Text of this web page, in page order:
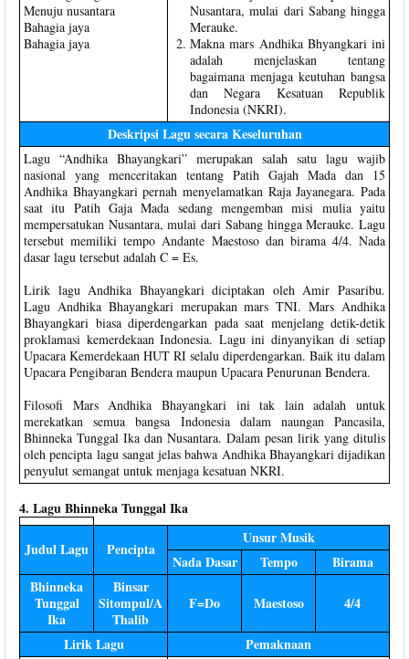
Menuju nusantara
Bahagia jaya
Bahagia jaya
Nusantara, mulai dari Sabang hingga
Merauke.
Makna mars Andhika Bhyangkari ini
adalah menjelaskan tentang
bagaimana menjaga keutuhan bangsa
dan Negara Kesatuan Republik
Indonesia (NKRI).
Deskripsi Lagu secara Keseluruhan
Lagu “Andhika Bhayangkari” merupakan salah satu lagu wajib
nasional yang menceritakan tentang Patih Gajah Mada dan 15
Andhika Bhayangkari pernah menyelamatkan Raja Jayanegara. Pada
saat itu Patih Gaja Mada sedang mengemban misi mulia yaitu
mempersatukan Nusantara, mulai dari Sabang hingga Merauke. Lagu
tersebut memiliki tempo Andante Maestoso dan birama 4/4. Nada
dasar lagu tersebut adalah C = Es.
Lirik lagu Andhika Bhayangkari diciptakan oleh Amir Pasaribu.
Lagu Andhika Bhayangkari merupakan mars TNI. Mars Andhika
Bhayangkari biasa diperdengarkan pada saat menjelang detik-detik
proklamasi kemerdekaan Indonesia. Lagu ini dinyanyikan di setiap
Upacara Kemerdekaan HUT RI selalu diperdengarkan. Baik itu dalam
Upacara Pengibaran Bendera maupun Upacara Penurunan Bendera.
Filosofi Mars Andhika Bhayangkari ini tak lain adalah untuk
merekatkan semua bangsa Indonesia dalam naungan Pancasila,
Bhinneka Tunggal Ika dan Nusantara. Dalam pesan lirik yang ditulis
oleh pencipta lagu sangat jelas bahwa Andhika Bhayangkari dijadikan
penyulut semangat untuk menjaga kesatuan NKRI.
4. Lagu Bhinneka Tunggal Ika
Judul Lagu Pencipta
Unsur Musik
Nada Dasar
Tempo
Birama
Bhinneka
Tunggal
Ika
Binsar
Sitompul/A
Thalib
F=Do Maestoso 4/4
Lirik Lagu Pemaknaan